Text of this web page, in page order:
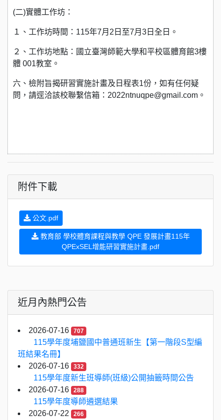
(二)實體工作坊：
１、工作坊時間：115年7月2日至7月3日全日。
２、工作坊地點：國立臺灣師範大學和平校區體育館3樓
體 001教室。
六、檢附旨揭研習實施計畫及日程表1份，如有任何疑
問，請逕洽該校聯繫信箱：2022ntnuqpe@gmail.com。
附件下載
公文.pdf
教育部 學校體育課程與教學 QPE 發展計畫115年
QPExSEL增能研習實施計畫.pdf
近月內熱門公告
2026-07-16 707
115學年度埔鹽國中普通班新生【第一階段S型編
班結果名冊】
2026-07-16
332
115學年度新生班導師(班級)公開抽籤時間公告
2026-07-16
288
115學年度導師遴選結果
2026-07-22
266